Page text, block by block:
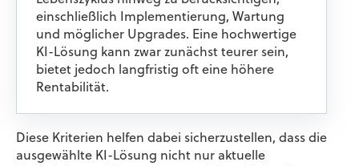
einschließlich Implementierung, Wartung
und möglicher Upgrades. Eine hochwertige
KI-Lösung kann zwar zunächst teurer sein,
bietet jedoch langfristig oft eine höhere
Rentabilität.
Diese Kriterien helfen dabei sicherzustellen, dass die
ausgewählte KI-Lösung nicht nur aktuelle